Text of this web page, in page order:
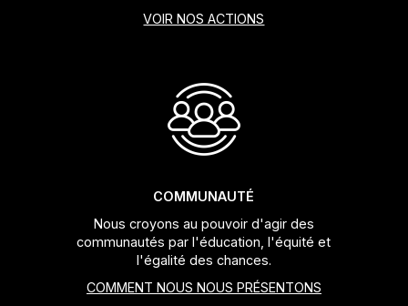
VOIR NOS ACTIONS
COMMUNAUTÉ
Nous croyons au pouvoir d'agir des
communautés par l'éducation, l'équité et
l'égalité des chances.
COMMENT NOUS NOUS PRÉSENTONS